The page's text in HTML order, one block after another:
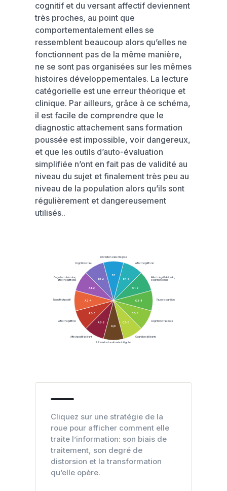
cognitif et du versant affectif deviennent
très proches, au point que
comportementalement elles se
ressemblent beaucoup alors qu’elles ne
fonctionnent pas de la même manière,
ne se sont pas organisées sur les mêmes
histoires développementales. La lecture
catégorielle est une erreur théorique et
clinique. Par ailleurs, grâce à ce schéma,
il est facile de comprendre que le
diagnostic attachement sans formation
poussée est impossible, voir dangereux,
et que les outils d’auto-évaluation
simplifiée n’ont en fait pas de validité au
niveau du sujet et finalement très peu au
niveau de la population alors qu’ils sont
régulièrement et dangereusement
utilisés..
B3
Information vraie intégrée
B4-5
Affect négatif vrai
C1-2
Affect négatif distordu,
cognition omise
C3-4 Fausse cognition
C5-6
Cognition vraie niée
C7-8
Cognition délirante
A/C
Information transformée intégrée
A7-8
Affect positif délirant
A5-6
Affect négatif nié
A3-4
Faux affect positif
A1-2
Cognition distordue,
affect négatif omis
B1-2
Cognition vraie
Cliquez sur une stratégie de la
roue pour afficher comment elle
traite l’information: son biais de
traitement, son degré de
distorsion et la transformation
qu’elle opère.